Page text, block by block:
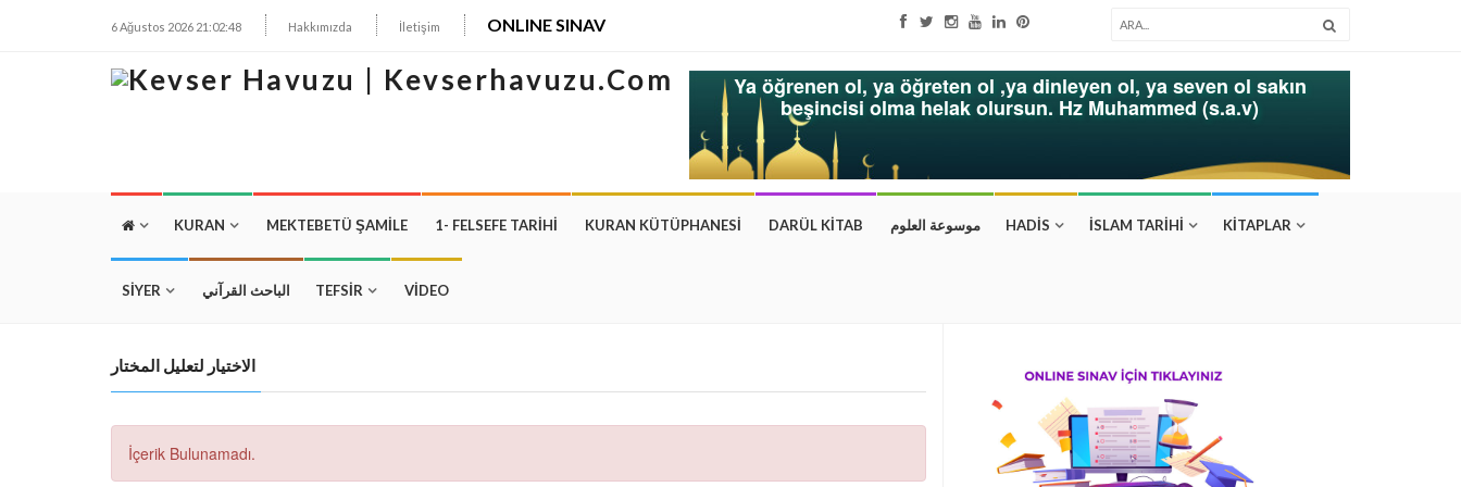
6 Ağustos 2026 21:02:48 Hakkımızda İletişim ONLINE SINAV
Ya öğrenen ol, ya öğreten ol ,ya dinleyen ol, ya seven ol sakın
beşincisi olma helak olursun. Hz Muhammed (s.a.v)
KURAN MEKTEBETÜ ŞAMILE 1- FELSEFE TARİHİ KURAN KÜTÜPHANESİ DARÜL KİTAB موسوعة العلوم HADİS İSLAM TARİHİ KİTAPLAR
SİYER الباحث القرآني TEFSİR VİDEO
الاختيار لتعليل المختار
İçerik Bulunamadı.